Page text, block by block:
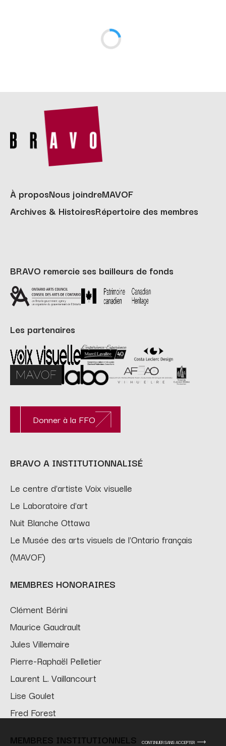
CONTINUER SANS ACCEPTER
À proposNous joindreMAVOF
Archives & HistoiresRépertoire des membres
BRAVO remercie ses bailleurs de fonds
Les partenaires
Donner à la FFO
BRAVO A INSTITUTIONNALISÉ
Le centre d'artiste Voix visuelle
Le Laboratoire d'art
Nuit Blanche Ottawa
Le Musée des arts visuels de l'Ontario français
(MAVOF)
MEMBRES HONORAIRES
Clément Bérini
Maurice Gaudrault
Jules Villemaire
Pierre-Raphaël Pelletier
Laurent L. Vaillancourt
Lise Goulet
Fred Forest
MEMBRES INSTITUTIONNELS